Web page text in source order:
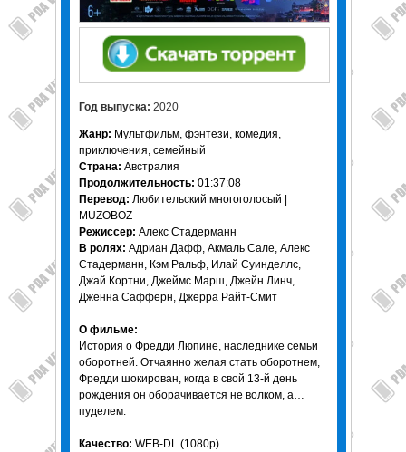
Год выпуска: 2020
Жанр: Mультфильм, фэнтези, комедия,
приключения, семейный
Страна: Австралия
Продолжительность: 01:37:08
Перевод: Любительский многоголосый |
MUZOBOZ
Режиссер: Алекс Стадерманн
В ролях: Адриан Дафф, Акмаль Сале, Алекс
Стадерманн, Кэм Ральф, Илай Суинделлс,
Джай Кортни, Джеймс Марш, Джейн Линч,
Дженна Сафферн, Джерра Райт-Смит
О фильме:
История о Фредди Люпине, наследнике семьи
оборотней. Отчаянно желая стать оборотнем,
Фредди шокирован, когда в свой 13-й день
рождения он оборачивается не волком, а…
пуделем.
Качество: WEB-DL (1080p)